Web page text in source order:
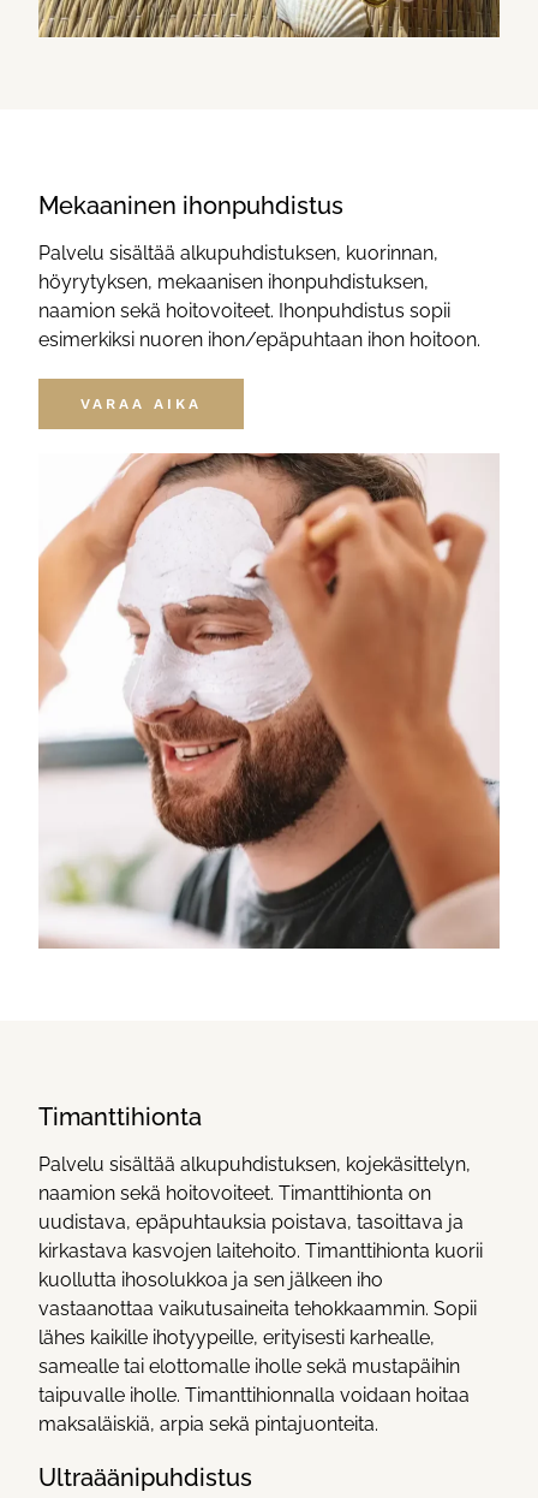
Mekaaninen ihonpuhdistus
Palvelu sisältää alkupuhdistuksen, kuorinnan,
höyrytyksen, mekaanisen ihonpuhdistuksen,
naamion sekä hoitovoiteet. Ihonpuhdistus sopii
esimerkiksi nuoren ihon/epäpuhtaan ihon hoitoon.
VARAA AIKA
Timanttihionta
Palvelu sisältää alkupuhdistuksen, kojekäsittelyn,
naamion sekä hoitovoiteet. Timanttihionta on
uudistava, epäpuhtauksia poistava, tasoittava ja
kirkastava kasvojen laitehoito. Timanttihionta kuorii
kuollutta ihosolukkoa ja sen jälkeen iho
vastaanottaa vaikutusaineita tehokkaammin. Sopii
lähes kaikille ihotyypeille, erityisesti karhealle,
samealle tai elottomalle iholle sekä mustapäihin
taipuvalle iholle. Timanttihionnalla voidaan hoitaa
maksaläiskiä, arpia sekä pintajuonteita.
Ultraäänipuhdistus